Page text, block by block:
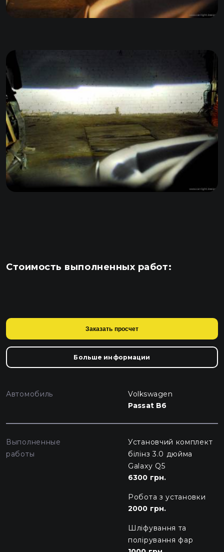
Стоимость выполненных работ:
Заказать просчет
Больше информации
Автомобиль
Volkswagen
Passat B6
Выполненные
работы
Установчий комплект
білінз 3.0 дюйма
Galaxy Q5
6300 грн.
Робота з установки
2000 грн.
Шліфування та
полірування фар